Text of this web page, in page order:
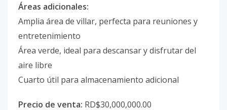
Áreas adicionales:
Amplia área de villar, perfecta para reuniones y
entretenimiento
Área verde, ideal para descansar y disfrutar del
aire libre
Cuarto útil para almacenamiento adicional
Precio de venta: RD$30,000,000.00